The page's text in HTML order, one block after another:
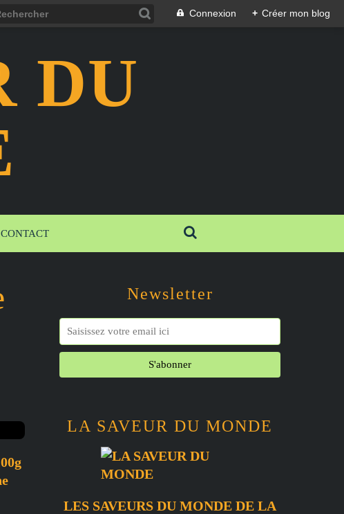
Connexion + Créer mon blog
DU
CONTACT
Newsletter
LA SAVEUR DU MONDE
LES SAVEURS DU MONDE DE LA